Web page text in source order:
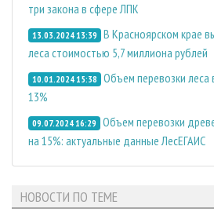
три закона в сфере ЛПК
13.03.2024 13:39 В Красноярском крае
леса стоимостью 5,7 миллиона рублей
10.01.2024 15:38 Объем перевозки леса
13%
09.07.2024 16:29 Объем перевозки
на 15%: актуальные данные ЛесЕГАИС
НОВОСТИ ПО ТЕМЕ